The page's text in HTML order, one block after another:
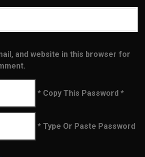
and website in this browser for
* Copy This Password *
* Type Or Paste Password